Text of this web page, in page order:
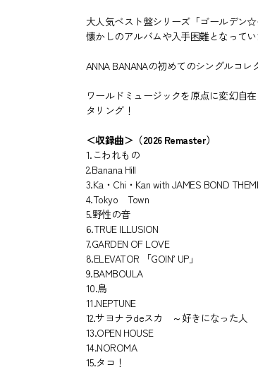
大人気ベスト盤シリーズ「ゴールデン
懐かしのアルバムや入手困難となってい
ANNA BANANAの初めてのシングルコ
ワールドミュージックを原点に変幻自
タリング！
＜収録曲＞（2026 Remaster）
1.こわれもの
2.Banana Hill
3.Ka・Chi・Kan with JAMES BOND
4.Tokyo Town
5.野性の音
6.TRUE ILLUSION
7.GARDEN OF LOVE
8.ELEVATOR 「GOIN’ UP」
9.BAMBOULA
10.鳥
11.NEPTUNE
12.サヨナラdeスカ ～好きになった人
13.OPEN HOUSE
14.NOROMA
15.タコ！